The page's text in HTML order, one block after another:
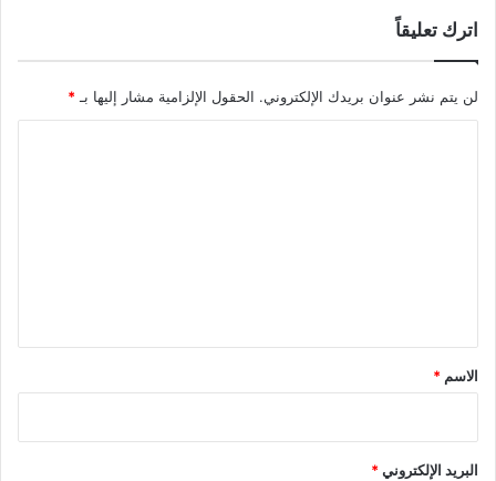
اترك تعليقاً
لن يتم نشر عنوان بريدك الإلكتروني. الحقول الإلزامية مشار إليها بـ *
*
الاسم *
البريد الإلكتروني*